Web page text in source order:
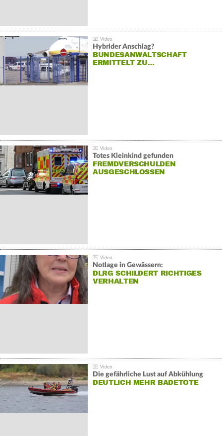
Hybrider Anschlag?
BUNDESANWALTSCHAFT
ERMITTELT ZU…
Totes Kleinkind gefunden
FREMDVERSCHULDEN
AUSGESCHLOSSEN
Notlage in Gewässern:
DLRG SCHILDERT RICHTIGES
VERHALTEN
Die gefährliche Lust auf Abkühlung
DEUTLICH MEHR BADETOTE